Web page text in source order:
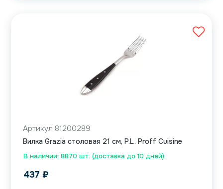
В наличии: 8870 шт. (доставка до 10 дней)
Артикул 81200289
Вилка Grazia столовая 21 см, P.L. Proff Cuisine
437 ₽